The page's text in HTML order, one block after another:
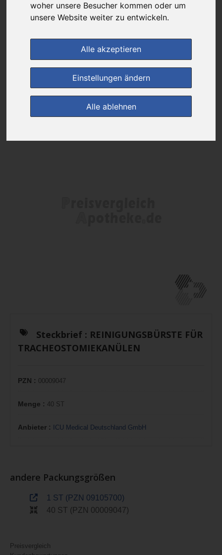
woher unsere Besucher kommen oder um
unsere Website weiter zu entwickeln.
Alle akzeptieren
Einstellungen ändern
Alle ablehnen
Das gewünschte Produkt ist derzeit bei keinem unserer Partner
erhältlich.
(0) Jetzt bewerten!
zur Startseite
Preisalarm
Steckbrief : REINIGUNGSBÜRSTE FÜR
TRACHEOSTOMIEKANÜLEN
PZN : 00009047
Menge : 40 ST
Anbieter : ICU Medical Deutschland GmbH
andere Packungsgrößen
1 ST (PZN 09105700)
40 ST (PZN 00009047)
Preisvergleich